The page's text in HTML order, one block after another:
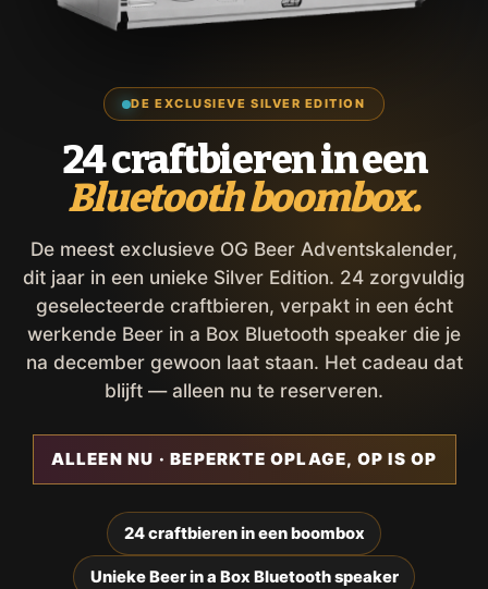
DE EXCLUSIEVE SILVER EDITION
24 craftbieren in een
Bluetooth boombox.
De meest exclusieve OG Beer Adventskalender,
dit jaar in een unieke Silver Edition. 24 zorgvuldig
geselecteerde craftbieren, verpakt in een écht
werkende Beer in a Box Bluetooth speaker die je
na december gewoon laat staan. Het cadeau dat
blijft — alleen nu te reserveren.
ALLEEN NU · BEPERKTE OPLAGE, OP IS OP
24 craftbieren in een boombox
Unieke Beer in a Box Bluetooth speaker